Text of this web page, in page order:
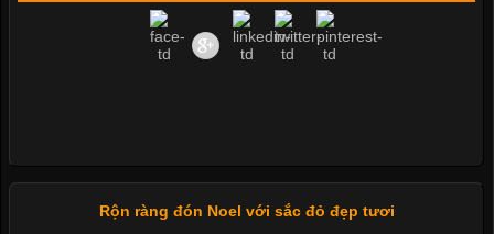
Rộn ràng đón Noel với sắc đỏ đẹp tươi